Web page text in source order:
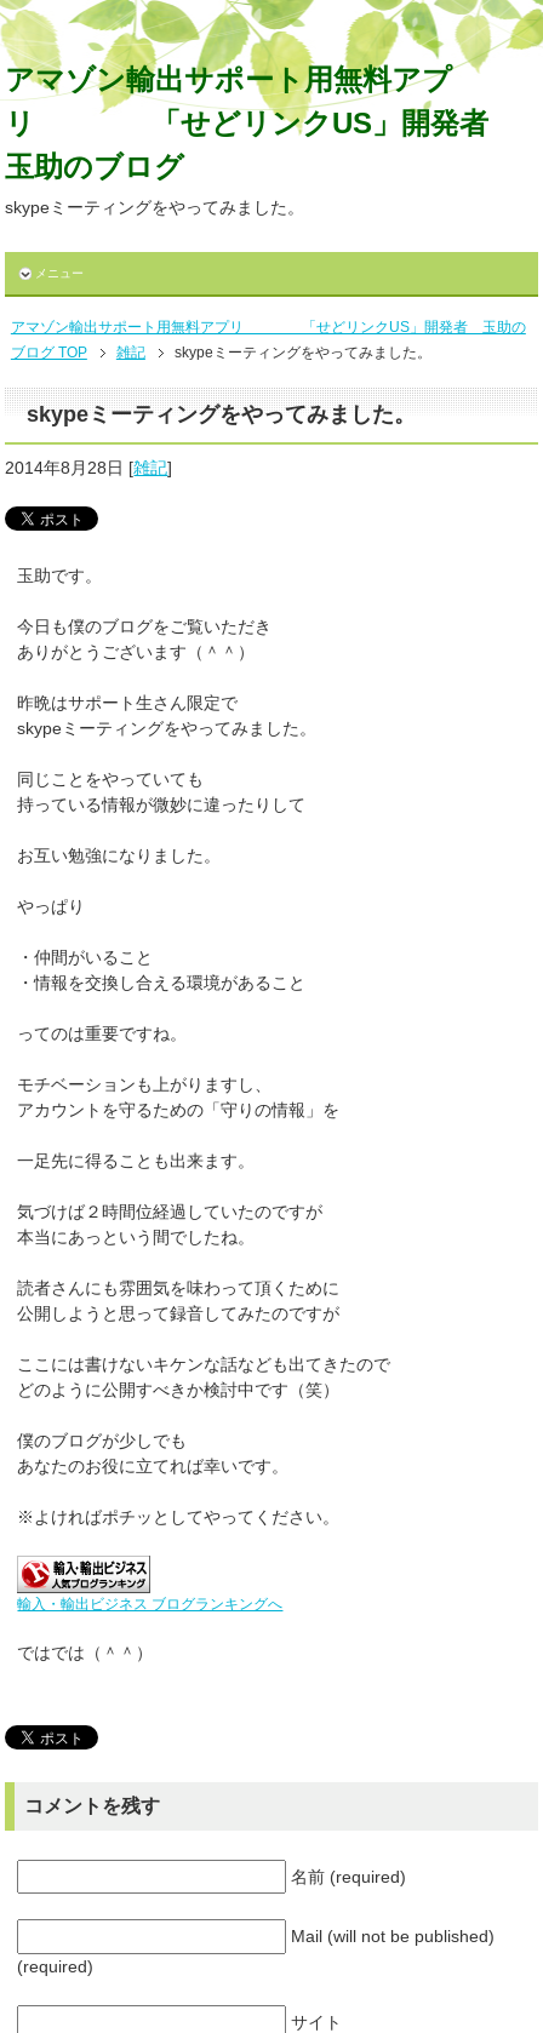
アマゾン輸出サポート用無料アプ
リ 「せどリンクUS」開発者
玉助のブログ
skypeミーティングをやってみました。
メニュー
アマゾン輸出サポート用無料アプリ 「せどリンクUS」開発者 玉助の
ブログ TOP
雑記 skypeミーティングをやってみました。
skypeミーティングをやってみました。
2014年8月28日 [雑記]
玉助です。
今日も僕のブログをご覧いただき
ありがとうございます（＾＾）
昨晩はサポート生さん限定で
skypeミーティングをやってみました。
同じことをやっていても
持っている情報が微妙に違ったりして
お互い勉強になりました。
やっぱり
・仲間がいること
・情報を交換し合える環境があること
ってのは重要ですね。
モチベーションも上がりますし、
アカウントを守るための「守りの情報」を
一足先に得ることも出来ます。
気づけば２時間位経過していたのですが
本当にあっという間でしたね。
読者さんにも雰囲気を味わって頂くために
公開しようと思って録音してみたのですが
ここには書けないキケンな話なども出てきたので
どのように公開すべきか検討中です（笑）
僕のブログが少しでも
あなたのお役に立てれば幸いです。
※よければポチッとしてやってください。
輸入・輸出ビジネス ブログランキングへ
ではでは（＾＾）
コメントを残す
名前 (required)
Mail (will not be published)
(required)
サイト